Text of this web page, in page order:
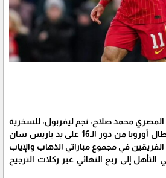
محمد صلاح، نجم ليفربول، للسخرية
بعد أن ودع فريقه دوري أبطال أوروبا من دور الـ16 على يد باريس سان
في مجموع مباراتي الذهاب والإياب
التأهل إلى ربع النهائي عبر ركلات الترجيح